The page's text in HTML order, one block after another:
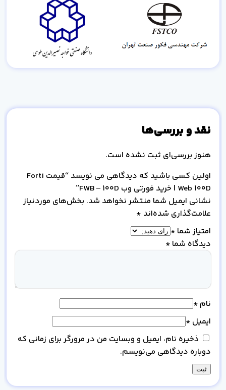
نقد و بررسی‌ها
هنوز بررسی‌ای ثبت نشده است.
اولین کسی باشید که دیدگاهی می نویسد “قیمت Forti
Web 100D | خرید فورتی وب FWB – 100D”
نشانی ایمیل شما منتشر نخواهد شد. بخش‌های موردنیاز
علامت‌گذاری شده‌اند *
امتیاز شما *
دیدگاه شما *
نام *
ایمیل *
ذخیره نام، ایمیل و وبسایت من در مرورگر برای زمانی که
دوباره دیدگاهی می‌نویسم.